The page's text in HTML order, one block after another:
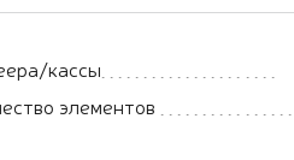
кассы
элементов